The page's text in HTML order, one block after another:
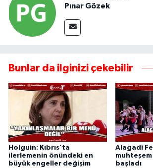
Pınar Gözek
Bunlar da ilginizi çekebilir
Holguín: Kıbrıs’ta
ilerlemenin önündeki en
büyük engeller değişim
Alagadi
muhteşem
başladı